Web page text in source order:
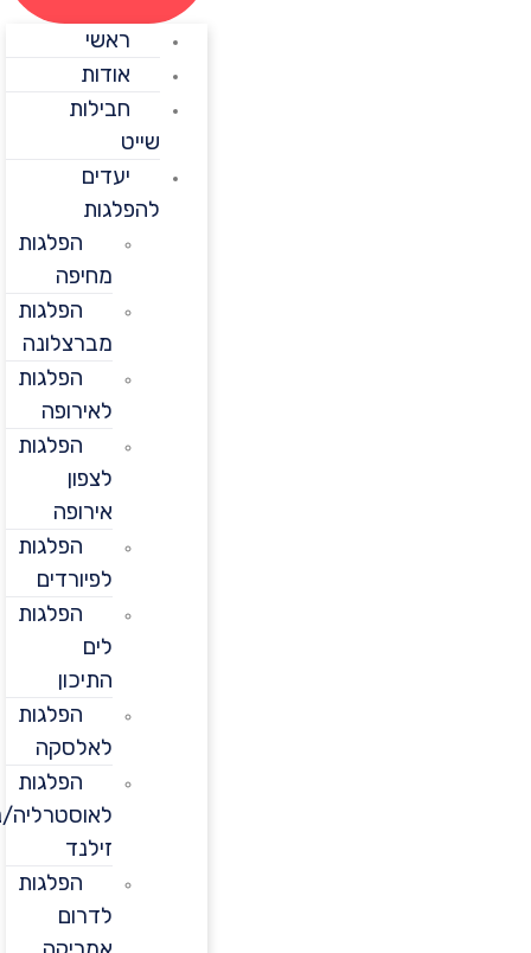
ראשי
אודות
חבילות
יעדים
להפלגות
הפלגות
מחיפה
הפלגות
מברצלונה
הפלגות
לאירופה
הפלגות
אירופה
הפלגות
לפיורדים
הפלגות
התיכון
הפלגות
לאלסקה
הפלגות
לאוסטרליה/ניו
הפלגות
לדרום